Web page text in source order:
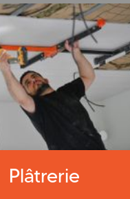
Plâtrerie